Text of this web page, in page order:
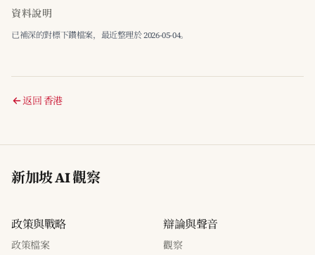
資料說明
已補深的對標下鑽檔案，最近整理於 2026-05-04。
返回 香港
新加坡 AI 觀察
政策與戰略
政策檔案
辯論與聲音
觀察